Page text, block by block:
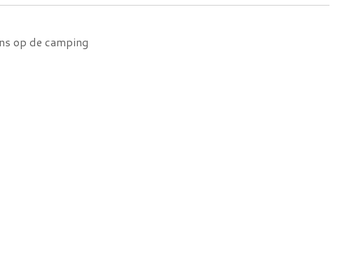
op de camping